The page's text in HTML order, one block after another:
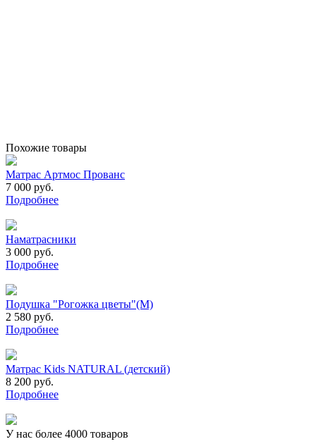
Похожие товары
Матрас Артмос Прованс
7 000 руб.
Подробнее
Наматрасники
3 000 руб.
Подробнее
Подушка "Рогожка цветы"(М)
2 580 руб.
Подробнее
Матрас Kids NATURAL (детский)
8 200 руб.
Подробнее
У нас более 4000 товаров